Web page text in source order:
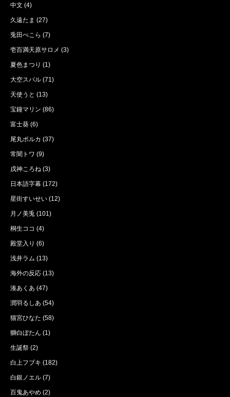
中文 (4)
久遠たま (27)
兎田ぺこら (7)
壱百満天原サロメ (3)
夏色まつり (1)
大空スバル (71)
天使うと (13)
宝鐘マリン (86)
富士葵 (6)
尾丸ポルカ (37)
常闇トワ (9)
戌神ころね (3)
日本語字幕 (172)
星街すいせい (12)
月ノ美兎 (101)
桐生ココ (4)
殿堂入り (6)
浅井ラム (13)
海外の反応 (13)
湊あくあ (47)
潤羽るしあ (54)
猫宮ひなた (58)
獅白ぼたん (1)
生誕祭 (2)
白上フブキ (182)
白銀ノエル (7)
百鬼あやめ (2)